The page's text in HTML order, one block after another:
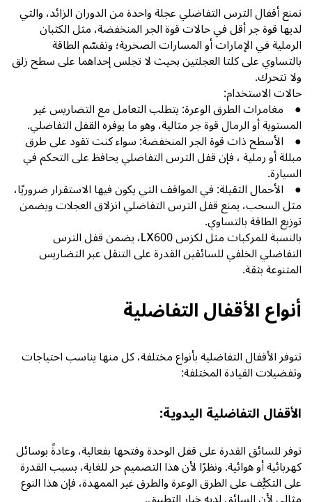
تمنع أقفال الترس التفاضلي عجلة واحدة من الدوران الزائد، والتي
لديها قوة جر أقل في حالات قوة الجر المنخفضة، مثل الكثبان
الرملية في الإمارات أو المسارات الصخرية؛ وتقسّم الطاقة
بالتساوي على كلتا العجلتين بحيث لا تجلس إحداهما على سطح زلق
ولا تتحرك.
حالات الاستخدام:
● مغامرات الطرق الوعرة: يتطلب التعامل مع التضاريس غير
المستوية أو الرمال قوة جر مثالية، وهو ما يوفره القفل التفاضلي.
● الأسطح ذات قوة الجر المنخفضة: سواء كنت تقود على طرق
مبللة أو رملية ، فإن قفل الترس التفاضلي يحافظ على التحكم في
السيارة.
● الأحمال الثقيلة: في المواقف التي يكون فيها الاستقرار ضروريًا،
مثل السحب، يمنع قفل الترس التفاضلي انزلاق العجلات ويضمن
توزيع الطاقة بالتساوي.
بالنسبة للمركبات مثللكزس LX600 ، يضمن قفل الترس
التفاضلي الخلفي للسائقين القدرة على التنقل عبر التضاريس
المتنوعة بثقة.
أنواع الأقفال التفاضلية
تتوفر الأقفال التفاضلية بأنواع مختلفة، كل منها يناسب احتياجات
وتفضيلات القيادة المختلفة:
الأقفال التفاضلية اليدوية:
توفر للسائق القدرة على قفل الوحدة وفتحها بفعالية، وعادةً بوسائل
كهربائية أو هوائية. ونظرًا لأن هذا التصميم حر للغاية، بسبب القدرة
على التكيُّف على الطرق الوعرة والطرق غير الممهدة، فإن هذا النوع